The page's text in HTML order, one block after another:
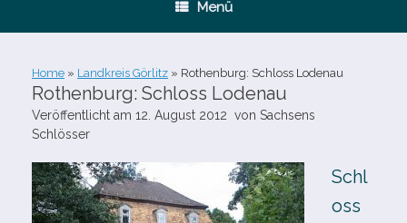
Menü
Home » Landkreis Görlitz » Rothenburg: Schloss Lodenau
Rothenburg: Schloss Lodenau
Veröffentlicht am 12. August 2012 von Sachsens
Schlösser
Schl
oss